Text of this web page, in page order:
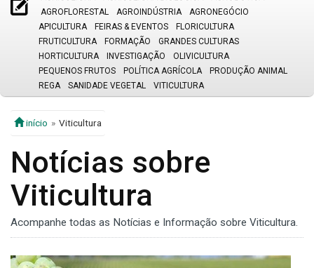
AGROFLORESTAL
AGROINDÚSTRIA
AGRONEGÓCIO
APICULTURA
FEIRAS & EVENTOS
FLORICULTURA
FRUTICULTURA
FORMAÇÃO
GRANDES CULTURAS
HORTICULTURA
INVESTIGAÇÃO
OLIVICULTURA
PEQUENOS FRUTOS
POLÍTICA AGRÍCOLA
PRODUÇÃO ANIMAL
REGA
SANIDADE VEGETAL VITICULTURA
início Viticultura
Notícias sobre
Viticultura
Acompanhe todas as Notícias e Informação sobre Viticultura.